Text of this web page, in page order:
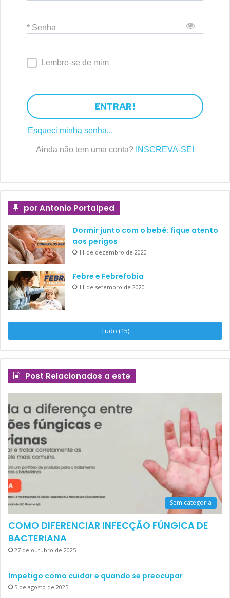
* Senha
Lembre-se de mim
ENTRAR!
Esqueci minha senha...
Ainda não tem uma conta? INSCREVA-SE!
por Antonio Portalped
Dormir junto com o bebê: fique atento
aos perigos
11 de dezembro de 2020
Febre e Febrefobia
11 de setembro de 2020
Tudo (15)
Post Relacionados a este
Sem categoria
COMO DIFERENCIAR INFECÇÃO FÚNGICA DE
BACTERIANA
27 de outubro de 2025
Impetigo como cuidar e quando se preocupar
5 de agosto de 2025